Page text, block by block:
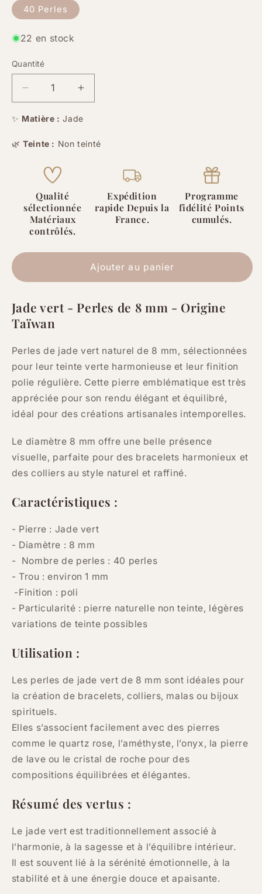
40 Perles
22 en stock
Quantité
Quantité
Réduire
la
quantité
Jade
mm
-
40
Perles
Augmenter
la
quantité
Jade
-
✨ Matière : Jade
🌿Teinte : Non teinté
Qualité
sélectionnée
Matériaux
contrôlés.
Expédition
rapide Depuis la
France.
Programme
fidélité Points
cumulés.
Ajouter au panier
Jade vert - Perles de 8 mm - Origine
Taïwan
Perles de jade vert naturel de 8 mm, sélectionnées
pour leur teinte verte harmonieuse et leur finition
polie régulière. Cette pierre emblématique est très
appréciée pour son rendu élégant et équilibré,
idéal pour des créations artisanales intemporelles.
Le diamètre 8 mm offre une belle présence
visuelle, parfaite pour des bracelets harmonieux et
des colliers au style naturel et raffiné.
Caractéristiques :
- Pierre : Jade vert
- Diamètre : 8 mm
- Nombre de perles : 40 perles
- Trou : environ 1 mm
-Finition : poli
- Particularité : pierre naturelle non teinte, légères
variations de teinte possibles
Utilisation :
Les perles de jade vert de 8 mm sont idéales pour
la création de bracelets, colliers, malas ou bijoux
spirituels.
Elles s’associent facilement avec des pierres
comme le quartz rose, l’améthyste, l’onyx, la pierre
de lave ou le cristal de roche pour des
compositions équilibrées et élégantes.
Résumé des vertus :
Le jade vert est traditionnellement associé à
l’harmonie, à la sagesse et à l’équilibre intérieur.
Il est souvent lié à la sérénité émotionnelle, à la
stabilité et à une énergie douce et apaisante.